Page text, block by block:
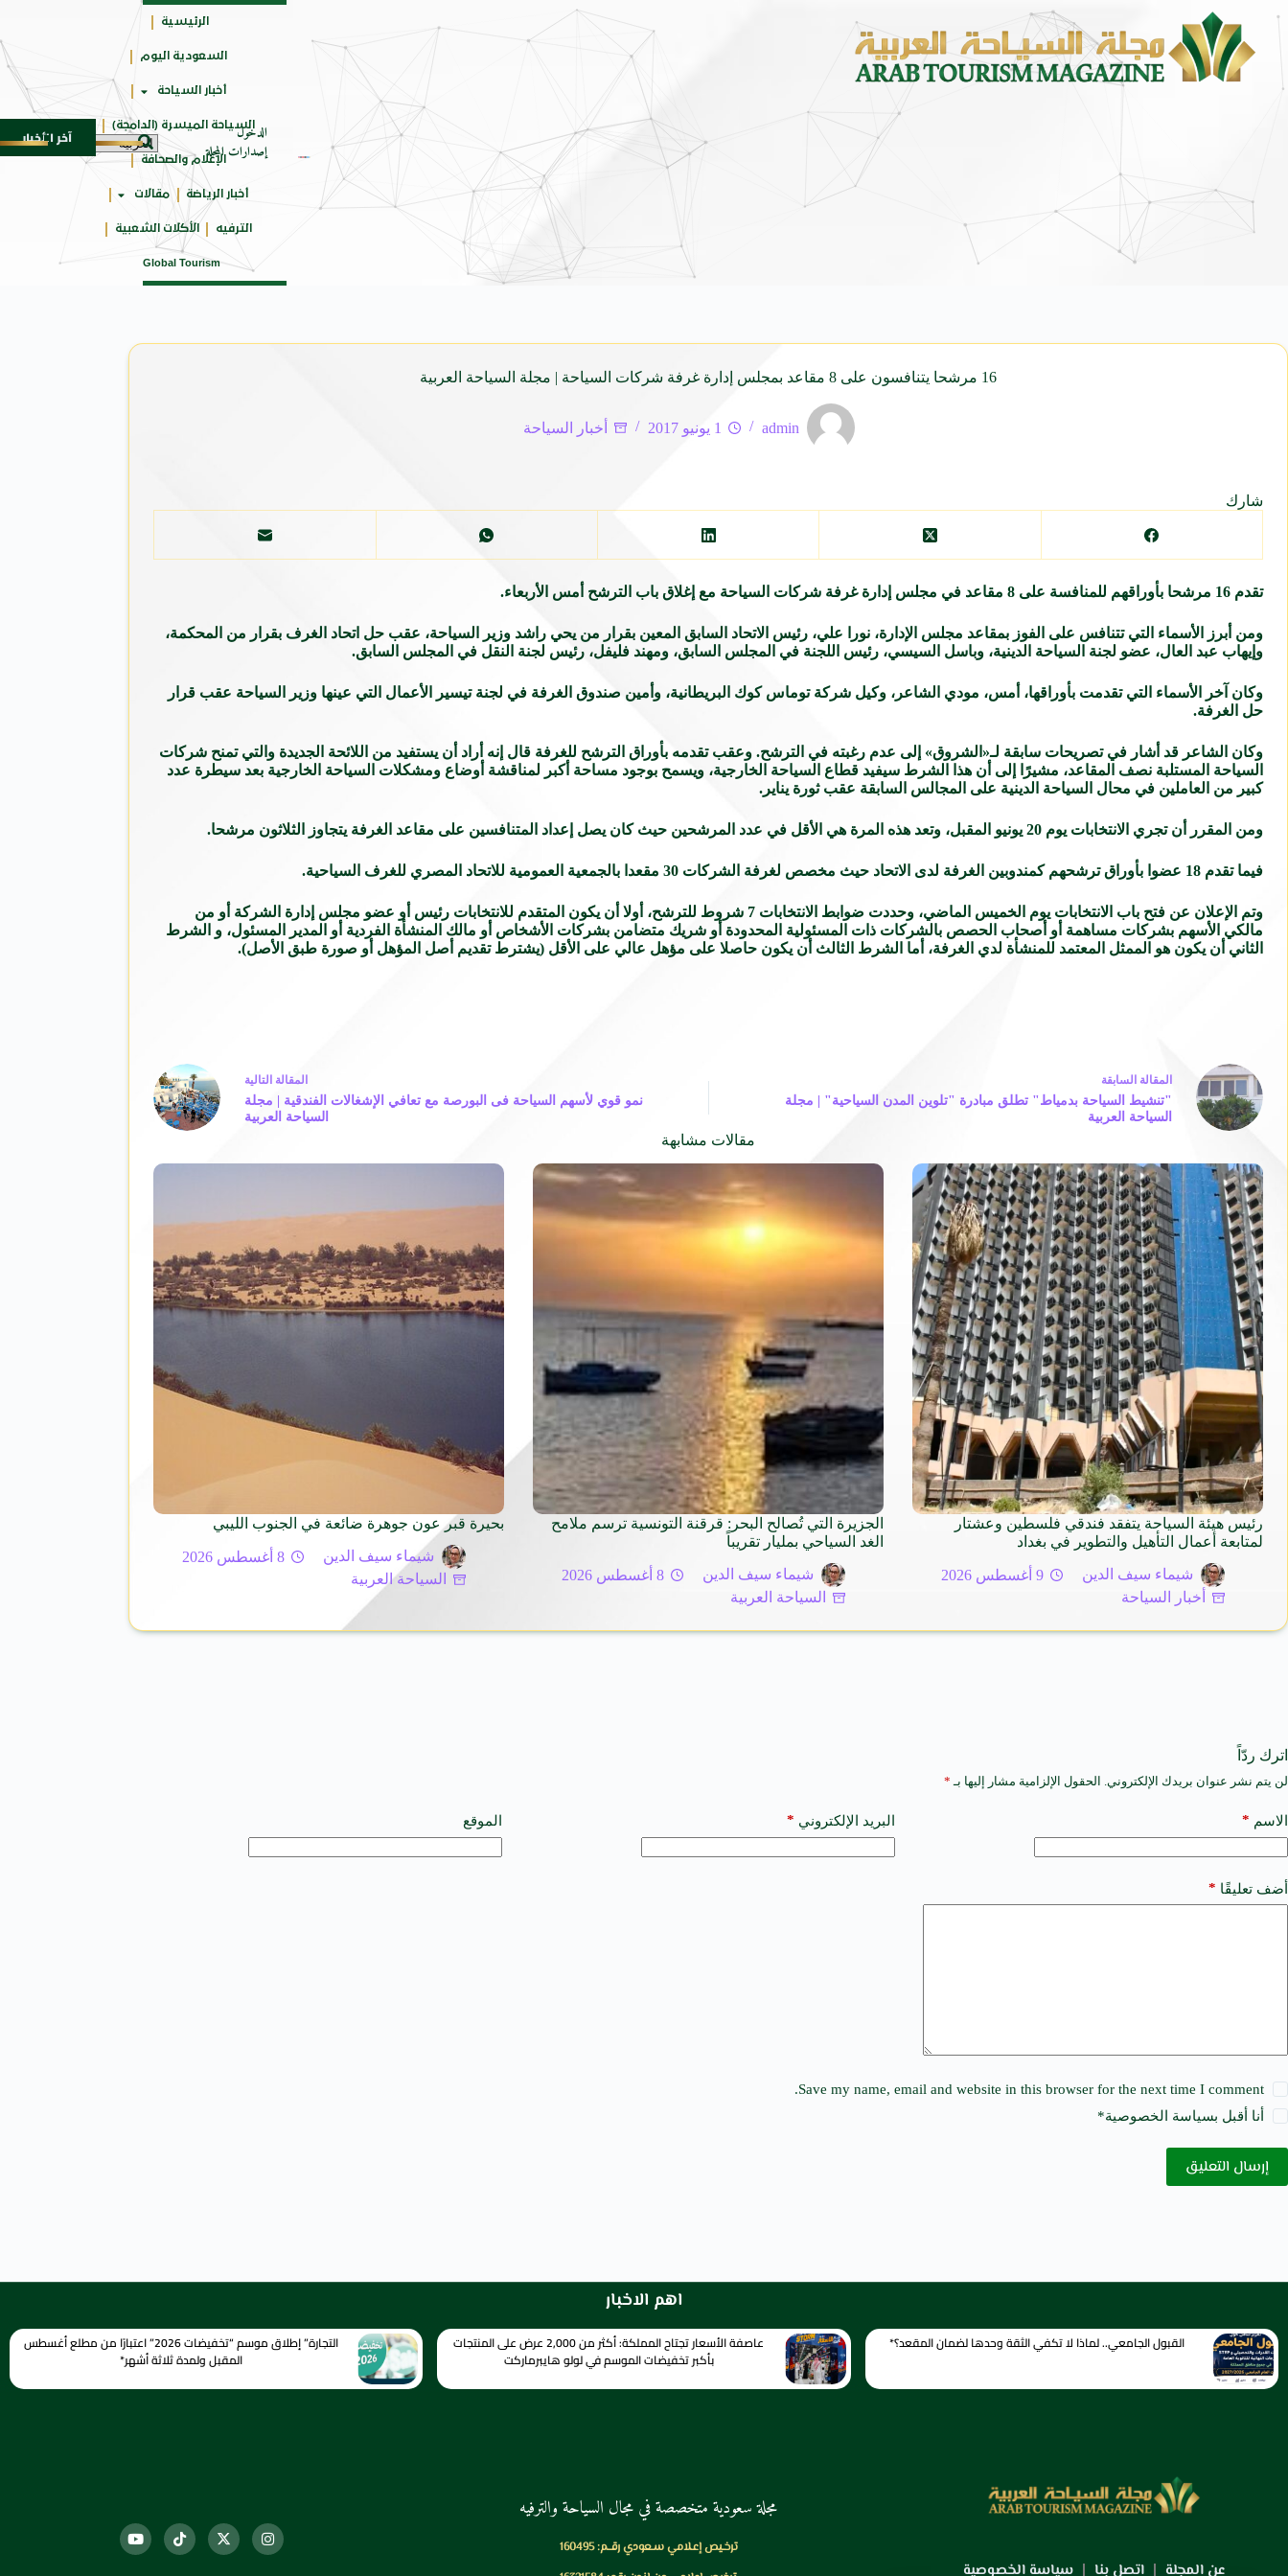
أوسكار
الدخول
إصدارات المجلة
الرئيسية
السعودية اليوم
أخبار السياحة
السياحة الميسرة (الدامجة)
الإعلام والصحافة
أخبار الرياضة مقالات
الترفيه الأكلات الشعبية
Global Tourism
آخر الأخبار سعيد منير.. صانع محتوى سينمائي سعودي يواصل حضوره في تغطية أبرز الأفلام العالمية وزير الثقافة السعودي: استضافة المملكة
16 مرشحا يتنافسون على 8 مقاعد بمجلس إدارة غرفة شركات السياحة | مجلة السياحة العربية
admin 1 يونيو 2017 أخبار السياحة
شارك
تقدم 16 مرشحا بأوراقهم للمنافسة على 8 مقاعد في مجلس إدارة غرفة شركات السياحة مع إغلاق باب الترشح أمس الأربعاء.
ومن أبرز الأسماء التي تتنافس على الفوز بمقاعد مجلس الإدارة، نورا علي، رئيس الاتحاد السابق المعين بقرار من يحي راشد وزير السياحة، عقب حل اتحاد الغرف بقرار من المحكمة،
وإيهاب عبد العال، عضو لجنة السياحة الدينية، وباسل السيسي، رئيس اللجنة في المجلس السابق، ومهند فليفل، رئيس لجنة النقل في المجلس السابق.
وكان آخر الأسماء التي تقدمت بأوراقها، أمس، مودي الشاعر، وكيل شركة توماس كوك البريطانية، وأمين صندوق الغرفة في لجنة تيسير الأعمال التي عينها وزير السياحة عقب قرار
حل الغرفة.
وكان الشاعر قد أشار في تصريحات سابقة لـ«الشروق» إلى عدم رغبته في الترشح. وعقب تقدمه بأوراق الترشح للغرفة قال إنه أراد أن يستفيد من اللائحة الجديدة والتي تمنح شركات
السياحة المستلبة نصف المقاعد، مشيرًا إلى أن هذا الشرط سيفيد قطاع السياحة الخارجية، ويسمح بوجود مساحة أكبر لمناقشة أوضاع ومشكلات السياحة الخارجية بعد سيطرة عدد
كبير من العاملين في محال السياحة الدينية على المجالس السابقة عقب ثورة يناير.
ومن المقرر أن تجري الانتخابات يوم 20 يونيو المقبل، وتعد هذه المرة هي الأقل في عدد المرشحين حيث كان يصل إعداد المتنافسين على مقاعد الغرفة يتجاوز الثلاثون مرشحا.
فيما تقدم 18 عضوا بأوراق ترشحهم كمندوبين الغرفة لدى الاتحاد حيث مخصص لغرفة الشركات 30 مقعدا بالجمعية العمومية للاتحاد المصري للغرف السياحية.
وتم الإعلان عن فتح باب الانتخابات يوم الخميس الماضي، وحددت ضوابط الانتخابات 7 شروط للترشح، أولا أن يكون المتقدم للانتخابات رئيس أو عضو مجلس إدارة الشركة أو من
مالكي الأسهم بشركات مساهمة أو أصحاب الحصص بالشركات ذات المسئولية المحدودة أو شريك متضامن بشركات الأشخاص أو مالك المنشأة الفردية أو المدير المسئول، و الشرط
الثاني أن يكون هو الممثل المعتمد للمنشأة لدي الغرفة، أما الشرط الثالث أن يكون حاصلا على مؤهل عالي على الأقل (يشترط تقديم أصل المؤهل أو صورة طبق الأصل).
المقالة السابقة
"تنشيط السياحة بدمياط" تطلق مبادرة "تلوين المدن السياحية" | مجلة
السياحة العربية
المقالة التالية
نمو قوي لأسهم السياحة فى البورصة مع تعافي الإشغالات الفندقية | مجلة
السياحة العربية
مقالات مشابهة
رئيس هيئة السياحة يتفقد فندقي فلسطين وعشتار
لمتابعة أعمال التأهيل والتطوير في بغداد
شيماء سيف الدين
9 أغسطس 2026
أخبار السياحة
الجزيرة التي تُصالح البحر: قرقنة التونسية ترسم ملامح
الغد السياحي بمليار تقريباً
شيماء سيف الدين
8 أغسطس 2026
السياحة العربية
بحيرة قبر عون جوهرة ضائعة في الجنوب الليبي
شيماء سيف الدين
8 أغسطس 2026
السياحة العربية
اترك ردّاً
لن يتم نشر عنوان بريدك الإلكتروني. الحقول الإلزامية مشار إليها بـ *
الاسم * البريد الإلكتروني * الموقع
أضف تعليقًا *
Save my name, email and website in this browser for the next time I comment.
أنا أقبل بسياسة الخصوصية*
إرسال التعليق
A
t
e
a
t
اهم الاخبار
القبول الجامعي.. لماذا لا تكفي الثقة وحدها لضمان المقعد؟* عاصفة الأسعار تجتاح المملكة: أكثر من 2,000 عرض على المنتجات
بأكبر تخفيضات الموسم في لولو هايبرماركت
التجارة” إطلاق موسم “تخفيضات 2026” اعتبارًا من مطلع أغسطس
المقبل ولمدة ثلاثة أشهر*
عن المجلة اتصل بنا سياسة الخصوصية
مجلة سعودية متخصصة في مجال السياحة والترفيه
ترخـيص إعـلامي سـعودي رقــم: 160495